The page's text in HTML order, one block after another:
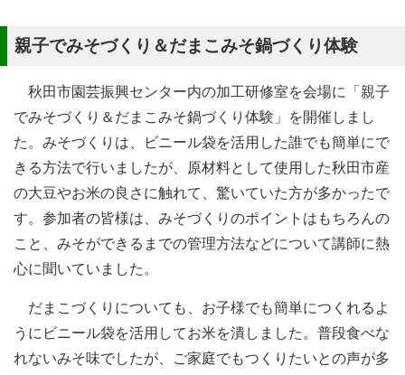
親子でみそづくり＆だまこみそ鍋づくり体験
秋田市園芸振興センター内の加工研修室を会場に「親子
でみそづくり＆だまこみそ鍋づくり体験」を開催しまし
た。みそづくりは、ビニール袋を活用した誰でも簡単にで
きる方法で行いましたが、原材料として使用した秋田市産
の大豆やお米の良さに触れて、驚いていた方が多かったで
す。参加者の皆様は、みそづくりのポイントはもちろんの
こと、みそができるまでの管理方法などについて講師に熱
心に聞いていました。
だまこづくりについても、お子様でも簡単につくれるよ
うにビニール袋を活用してお米を潰しました。普段食べな
れないみそ味でしたが、ご家庭でもつくりたいとの声が多